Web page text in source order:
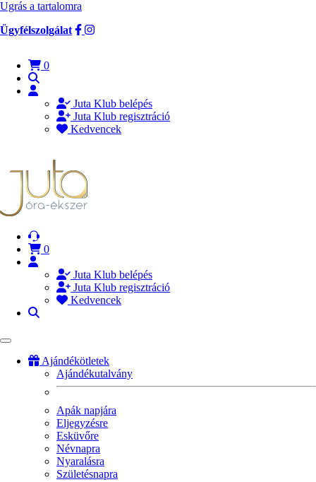
Ugrás a tartalomra
Ügyfélszolgálat
0
Juta Klub belépés
Juta Klub regisztráció
Kedvencek
0
Juta Klub belépés
Juta Klub regisztráció
Kedvencek
Ajándékötletek
Ajándékutalvány
Apák napjára
Eljegyzésre
Esküvőre
Névnapra
Nyaralásra
Születésnapra